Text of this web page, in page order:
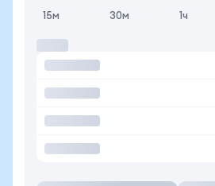
15м 30м 1ч